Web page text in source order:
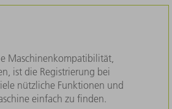
Maschinenkompatibilität,
ist die Registrierung bei
nützliche Funktionen und
einfach zu finden.